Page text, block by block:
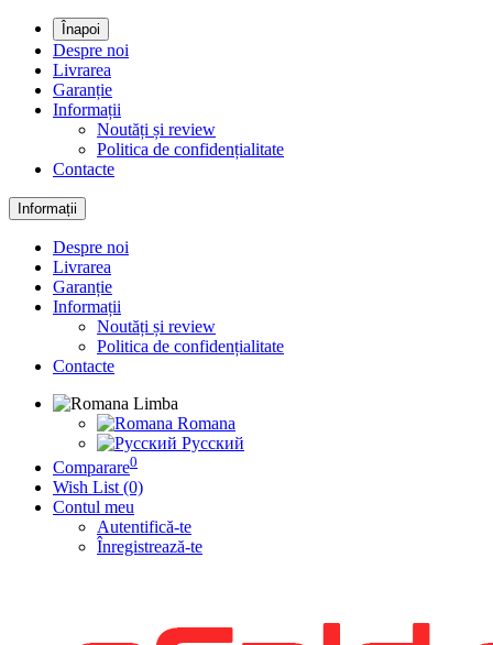
Înapoi
Despre noi
Livrarea
Garanție
Informații
Noutăți și review
Politica de confidențialitate
Contacte
Informații
Despre noi
Livrarea
Garanție
Informații
Noutăți și review
Politica de confidențialitate
Contacte
Limba
Romana
Русский
Comparare0
Wish List (0)
Contul meu
Autentifică-te
Înregistrează-te